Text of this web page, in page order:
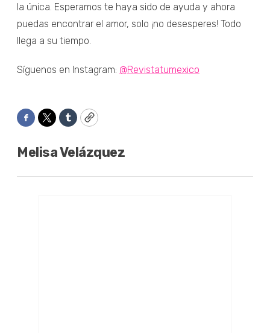
la única. Esperamos te haya sido de ayuda y ahora
puedas encontrar el amor, solo ¡no desesperes! Todo
llega a su tiempo.
Síguenos en Instagram: @Revistatumexico
Facebook
TwitterTumblrCopy
Melisa Velázquez